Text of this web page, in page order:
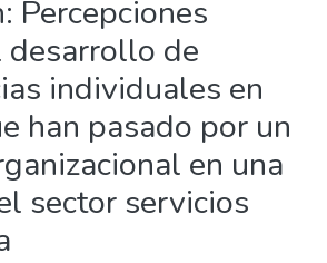
Percepciones
desarrollo de
individuales en
han pasado por un
en una
sector servicios